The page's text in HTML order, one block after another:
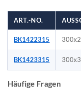
ART.-NO.
BK1422315
BK1423315
Häufige Fragen